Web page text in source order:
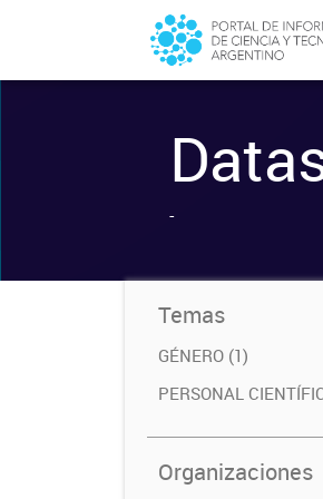
-
Temas
GÉNERO (1)
PERSONAL
Organizaciones